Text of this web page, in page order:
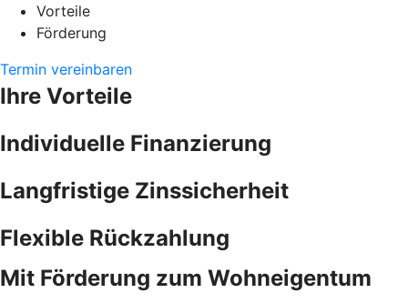
Vorteile
Förderung
Termin vereinbaren
Ihre Vorteile
Individuelle Finanzierung
Langfristige Zinssicherheit
Flexible Rückzahlung
Mit Förderung zum Wohneigentum